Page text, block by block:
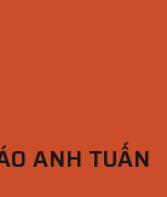
ANH TUẤN